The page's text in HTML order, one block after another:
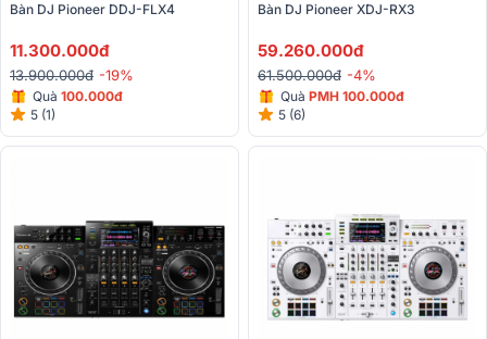
Bàn DJ Pioneer DDJ-FLX4
11.300.000đ
13.900.000đ -19%
Quà 100.000đ
5 (1)
Bàn DJ Pioneer XDJ-RX3
59.260.000đ
61.500.000đ -4%
Quà PMH 100.000đ
5 (6)